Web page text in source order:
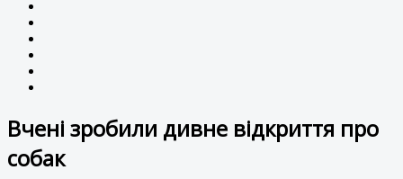
Вчені зробили дивне відкриття про
собак